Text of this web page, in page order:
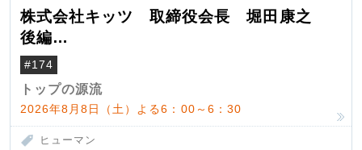
株式会社キッツ 取締役会長 堀田康之
後編
米国駐在でも浮かんだ八ヶ岳 山小屋を営
んだ父母
#174
トップの源流
2026年8月8日（土）よる6：00～6：30
ヒューマン